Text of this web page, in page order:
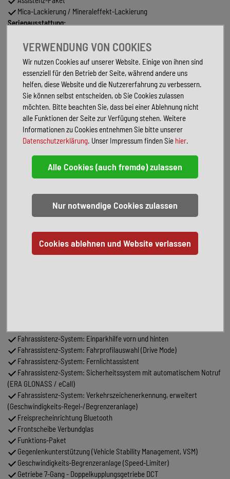
Mica-Lackierung / Mineraleffekt-Lackierung
Serienausstattung:
Ablagetasche an Vordersitzlehnen
Aktives Bremslicht (ESS)
Alarmanlage
Ambiente-Beleuchtung
Antriebsart: Allradantrieb
Audiosystem: Radio RDS
Außenspiegel elektr. anklappbar
Außenspiegel elektr. verstell- und heizbar, beide
Außenspiegel lackiert
Belüftung Innenraum (Multi-Air-Modus)
Blinkleuchte in Außenspiegel integriert
Dachreling
Dachspoiler
Digital Cockpit (Instrumentenanzeige Digital)
Doppelendrohr Auspuffanlage
Elektr. Bremskraftverteilung
Elektron. Stabilitätskontrolle (ESC) mit Bremsassistent
Fahrassistenz-System: Einparkhilfe vorn und hinten
Fahrassistenz-System: Fahrprofilauswahl (Drive Mode)
Fahrassistenz-System: Fernlichtassistent
Fahrassistenz-System: Sicherheitssystem mit automatischem Notruf
(ERA GLONASS / eCall)
Fahrassistenz-System: Verkehrszeichenerkennung, erweitert
(Geschwindigkeits-Regel-/Begrenzeranlage)
Freisprecheinrichtung Bluetooth
Frontscheibe Verbundglas
Funktions-Paket
Gegenlenkunterstützung (Vehicle Stability Management, VSM)
Geschwindigkeits-Begrenzeranlage (Speed-Limiter)
Getriebe 7-Gang - Doppelkupplungsgetriebe DCT
VERWENDUNG VON COOKIES
Wir nutzen Cookies auf unserer Website. Einige von ihnen sind
essenziell für den Betrieb der Seite, während andere uns
helfen, diese Website und die Nutzererfahrung zu verbessern.
Sie können selbst entscheiden, ob Sie Cookies zulassen
möchten. Bitte beachten Sie, dass bei einer Ablehnung nicht
alle Funktionen der Seite zur Verfügung stehen. Weitere
Informationen zu Cookies entnehmen Sie bitte unserer
Datenschutzerklärung. Unser Impressum finden Sie hier.